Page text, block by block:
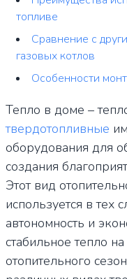
топливе
Сравнение с
газовых котлов
Особенности
Тепло в доме –
твердотопливные
оборудования для
создания
Этот вид
используется в тех
автономность и
стабильное тепло
отопительного